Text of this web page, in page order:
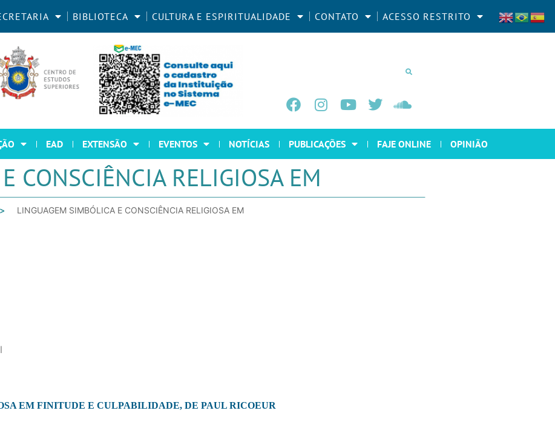
BIBLIOTECA CULTURA E ESPIRITUALIDADE CONTATO ACESSO RESTRITO
EAD EXTENSÃO EVENTOS NOTÍCIAS PUBLICAÇÕES FAJE ONLINE OPINIÃO
CONSCIÊNCIA RELIGIOSA EM
LINGUAGEM SIMBÓLICA E CONSCIÊNCIA RELIGIOSA EM
EM FINITUDE E CULPABILIDADE, DE PAUL RICOEUR